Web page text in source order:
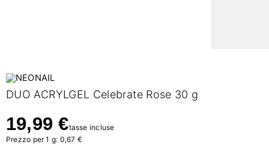
DUO ACRYLGEL Celebrate Rose 30 g
19,99 €tasse incluse
Prezzo per 1 g: 0,67 €